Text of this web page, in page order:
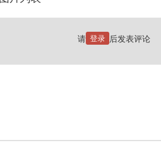
请 登录 后发表评论